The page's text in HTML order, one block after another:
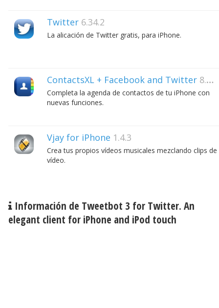
Twitter 6.34.2
La alicación de Twitter gratis, para iPhone.
ContactsXL + Facebook and Twitter 8.93
Completa la agenda de contactos de tu iPhone con
nuevas funciones.
Vjay for iPhone 1.4.3
Crea tus propios vídeos musicales mezclando clips de
vídeo.
Información de Tweetbot 3 for Twitter. An
elegant client for iPhone and iPod touch